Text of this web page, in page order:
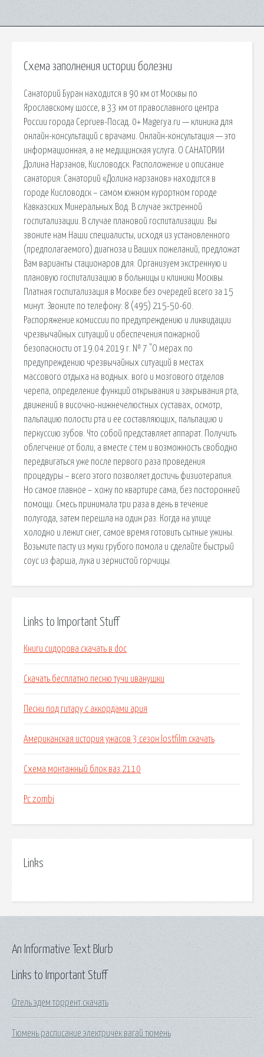
Схема заполнения истории болезни
Санаторий Буран находится в 90 км от Москвы по
Ярославскому шоссе, в 33 км от православного центра
России города Сергиев-Посад. 0+ Magerya.ru — клиника для
онлайн-консультаций с врачами. Онлайн-консультация — это
информационная, а не медицинская услуга. О САНАТОРИИ
Долина Нарзанов, Кисловодск. Расположение и описание
санатория: Санаторий «Долина нарзанов» находится в
городе Кисловодск – самом южном курортном городе
Кавказских Минеральных Вод. В случае экстренной
госпитализации. В случае плановой госпитализации. Вы
звоните нам Наши специалисты, исходя из установленного
(предполагаемого) диагноза и Ваших пожеланий, предложат
Вам варианты стационаров для. Организуем экстренную и
плановую госпитализацию в больницы и клиники Москвы.
Платная госпитализация в Москве без очередей всего за 15
минут. Звоните по телефону: 8 (495) 215-50-60.
Распоряжение комиссии по предупреждению и ликвидации
чрезвычайных ситуаций и обеспечения пожарной
безопасности от 19.04.2019 г. № 7 "О мерах по
предупреждению чрезвычайных ситуаций в местах
массового отдыха на водных. вого и мозгового отделов
черепа, определение функций открывания и закрывания рта,
движений в височно-нижнечелюстных суставах, осмотр,
пальпацию полости рта и ее составляющих, пальпацию и
перкуссию зубов. Что собой представляет аппарат. Получить
облегчение от боли, а вместе с тем и возможность свободно
передвигаться уже после первого раза проведения
процедуры – всего этого позволяет достичь физиотерапия.
Но самое главное – хожу по квартире сама, без посторонней
помощи. Смесь принимала три раза в день в течение
полугода, затем перешла на один раз. Когда на улице
холодно и лежит снег, самое время готовить сытные ужины.
Возьмите пасту из муки грубого помола и сделайте быстрый
соус из фарша, лука и зернистой горчицы.
Links to Important Stuff
Книги сидорова скачать в doc
Скачать бесплатно песню тучи иванушки
Песни под гитару с аккордами ария
Американская история ужасов 3 сезон lostfilm скачать
Схема монтажный блок ваз 2110
Pc zombi
Links
Links to Important Stuff
Отель эдем торрент скачать
Тюмень расписание электричек вагай тюмень
An Informative Text Blurb